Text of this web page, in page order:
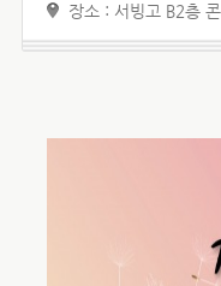
장소 : 서빙고 B2층